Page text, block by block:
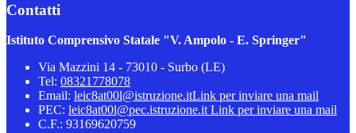
Contatti
Istituto Comprensivo Statale "V. Ampolo - E. Springer"
Via Mazzini 14 - 73010 - Surbo (LE)
Tel: 08321778078
Email: leic8at00l@istruzione.itLink per inviare una mail
PEC: leic8at00l@pec.istruzione.it Link per inviare una mail
C.F.: 93169620759